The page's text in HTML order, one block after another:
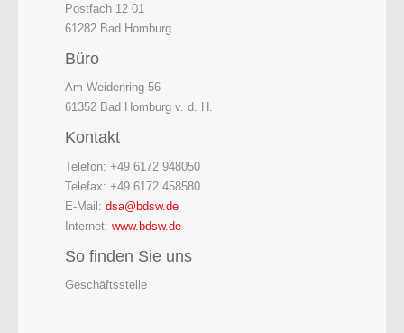
Postfach 12 01
61282 Bad Homburg
Büro
Am Weidenring 56
61352 Bad Homburg v. d. H.
Kontakt
Telefon: +49 6172 948050
Telefax: +49 6172 458580
E-Mail: dsa@bdsw.de
Internet: www.bdsw.de
So finden Sie uns
Geschäftsstelle